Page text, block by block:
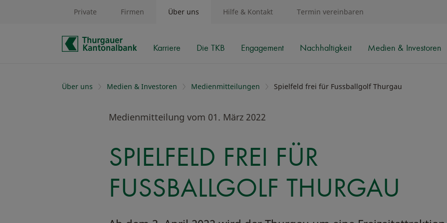
Schnelle Navigation
Private Firmen Über uns
Karriere Die TKB Engagement Nachhaltigkeit Medien & Investoren
Hilfe & Kontakt Termin vereinbaren
Über uns Medien & Investoren Medienmitteilungen Spielfeld frei für Fussballgolf Thurgau
Medienmitteilung vom 01. März 2022
SPIELFELD FREI FÜR
FUSSBALLGOLF THURGAU